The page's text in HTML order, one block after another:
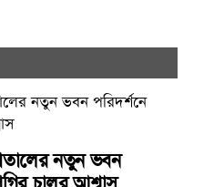
নতুন ভবন
চালুর আশ্বাস